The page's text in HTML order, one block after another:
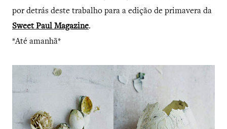
por detrás deste trabalho para a edição de primavera da
Sweet Paul Magazine.
*Até amanhã*